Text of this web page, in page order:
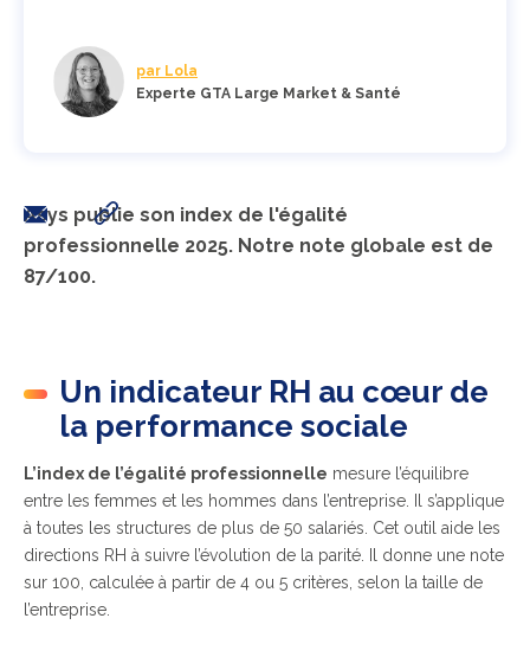
par Lola
Experte GTA Large Market & Santé
Asys publie son index de l'égalité
professionnelle 2025. Notre note globale est de
87/100.
Un indicateur RH au cœur de
la performance sociale
L’index de l’égalité professionnelle mesure l’équilibre
entre les femmes et les hommes dans l’entreprise. Il s’applique
à toutes les structures de plus de 50 salariés. Cet outil aide les
directions RH à suivre l’évolution de la parité. Il donne une note
sur 100, calculée à partir de 4 ou 5 critères, selon la taille de
l’entreprise.